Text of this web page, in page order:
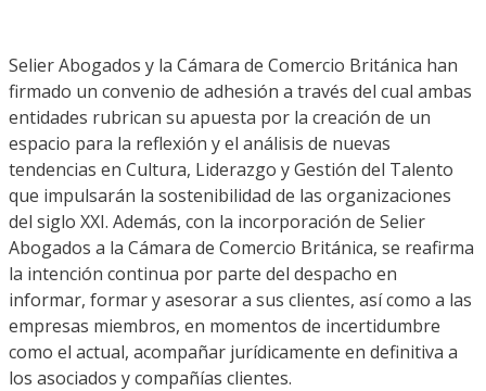
Selier Abogados y la Cámara de Comercio Británica han
firmado un convenio de adhesión a través del cual ambas
entidades rubrican su apuesta por la creación de un
espacio para la reflexión yel análisis de nuevas
tendencias en Cultura, Liderazgo y Gestión del Talento
que impulsarán la sostenibilidad de las organizaciones
del siglo XXI. Además, con la incorporación de Selier
Abogados a la Cámara de Comercio Británica, se reafirma
la intención continua por parte del despacho en
informar, formar y asesorar a sus clientes, así como a las
empresas miembros, en momentos de incertidumbre
como el actual, acompañar jurídicamente en definitiva a
los asociados y compañías clientes.